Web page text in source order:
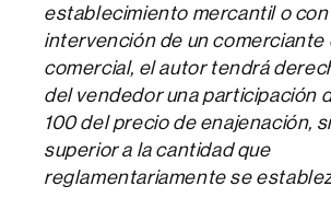
establecimiento mercantil o con
intervención de un comerciante
comercial, el autor tendrá
del vendedor una participación
100 del precio de enajenación,
superior a la cantidad que
reglamentariamente se